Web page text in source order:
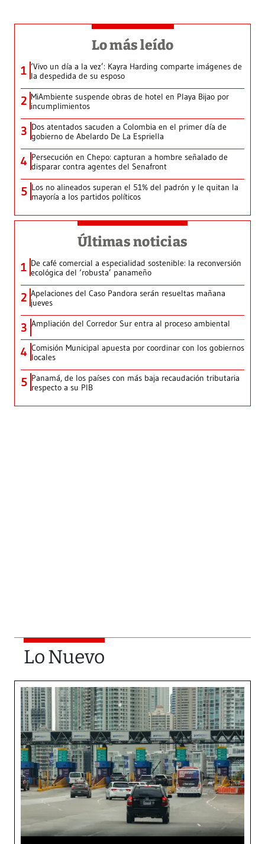
Lo más leído
1 ‘Vivo un día a la vez’: Kayra Harding comparte imágenes de
la despedida de su esposo
2 MiAmbiente suspende obras de hotel en Playa Bijao por
incumplimientos
3 Dos atentados sacuden a Colombia en el primer día de
gobierno de Abelardo De La Espriella
4 Persecución en Chepo: capturan a hombre señalado de
disparar contra agentes del Senafront
5 Los no alineados superan el 51% del padrón y le quitan la
mayoría a los partidos políticos
Últimas noticias
1 De café comercial a especialidad sostenible: la reconversión
ecológica del ‘robusta’ panameño
2 Apelaciones del Caso Pandora serán resueltas mañana
jueves
3 Ampliación del Corredor Sur entra al proceso ambiental
4 Comisión Municipal apuesta por coordinar con los gobiernos
locales
5 Panamá, de los países con más baja recaudación tributaria
respecto a su PIB
Lo Nuevo